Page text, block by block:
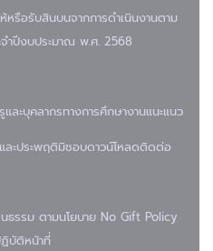
หรือรับสินบนจากการดำเนินงานตาม
ำปีงบประมาณ พ.ศ. 2568
ละบุคลากรทางการศึกษางานแนะแนว
ละประพฤติมิชอบดาวน์โหลดติดต่อ
ธรรม ตามนโยบาย No Gift Policy
ฏิบัติหน้าที่